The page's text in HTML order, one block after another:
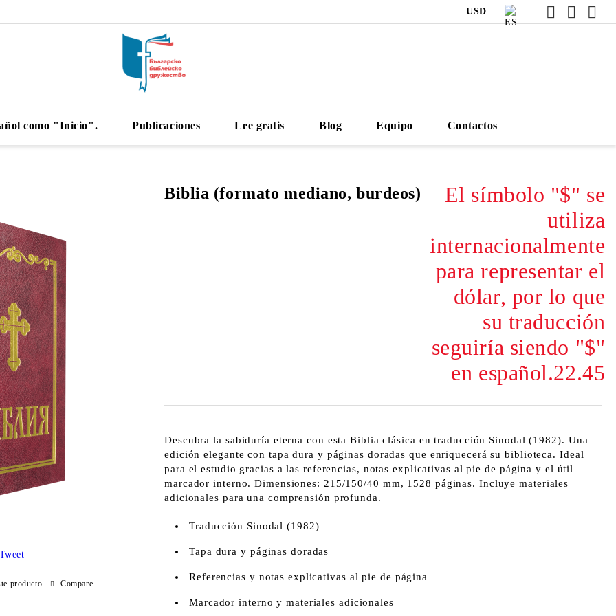
USD
como "Inicio". Publicaciones Lee gratis Blog Equipo Contactos
Biblia (formato mediano, burdeos)
El símbolo "$" se
utiliza
internacionalmente
para representar el
dólar, por lo que
su traducción
seguiría siendo "$"
en español.22.45
Descubra la sabiduría eterna con esta Biblia clásica en traducción Sinodal (1982). Una
edición elegante con tapa dura y páginas doradas que enriquecerá su biblioteca. Ideal
para el estudio gracias a las referencias, notas explicativas al pie de página y el útil
marcador interno. Dimensiones: 215/150/40 mm, 1528 páginas. Incluye materiales
adicionales para una comprensión profunda.
Traducción Sinodal (1982)
Tapa dura y páginas doradas
Referencias y notas explicativas al pie de página
Marcador interno y materiales adicionales
Tweet
producto Compare